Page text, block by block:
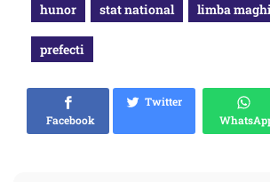
hunor stat national limba
prefecti
Facebook
Twitter